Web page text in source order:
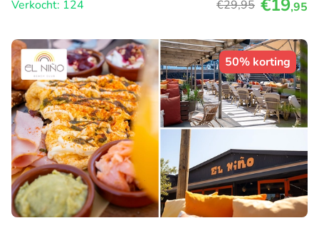
Verkocht: 124
€29,95 €19,95
50% korting